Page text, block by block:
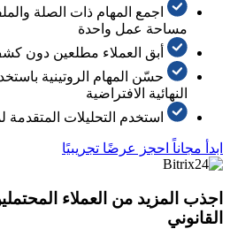
اجمع المهام ذات الصلة
مساحة عمل واحدة
أبق العملاء مطلعين دون
حسّن المهام الروتينية
النهائية الافتراضية
استخدم التحليلات المتقدمة
ابدأ مجاناً احجز عرضًا تجريبيًا
اجذب المزيد من العملاء
القانوني